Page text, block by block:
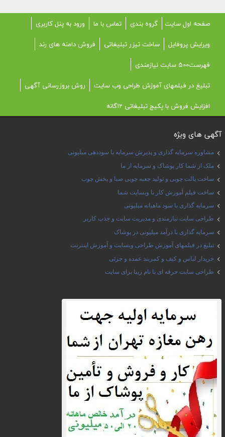
صفحه اول سایت گروه بندی تماس با ما
ورود به پنل کاربری
ویرایش پروفایل
ساخت تیزر تبلیغاتی
فروش دامنه های رند
فهرست500 سایت نیازمندی
تبلیغ در فیلمهای آموزش طراحی وب سایت
روش بروزرسانی آگهی
افزایش فروش با پکیج تبلیغاتی 12گانه
آگهی های ویژه
مشاوره سرمایه گذاری و پذیرش سرمایه با سوددهی میلیونی
ملک از شما کار پوشاک و سرمایه از ما
ساخت پالت چوبی و تولید جعبه چوبی صبا و پخش چوب
ساخت فیلم آموزش کار با وبسایت شما
سرمایه گذاری با سود ماهیانه میلیونی
طراحی سایت نیازمندی و مدیریت سایت و جذب کاربر
سرمایه گذاری با درآمد میلیونی در پوشاک
تبلیغ در فیلمهای آموزش طراحی وبسایت و آموزش اینترنت
خریدار لباس و کیف و کمربند عمده و جزئی
طراحی سایت حرفه ای با نام زیبا برای سایت